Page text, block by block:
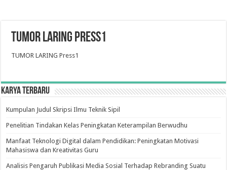
TUMOR LARING Press1
TUMOR LARING Press1
Karya Terbaru
Kumpulan Judul Skripsi Ilmu Teknik Sipil
Penelitian Tindakan Kelas Peningkatan Keterampilan Berwudhu
Manfaat Teknologi Digital dalam Pendidikan: Peningkatan Motivasi
Mahasiswa dan Kreativitas Guru
Analisis Pengaruh Publikasi Media Sosial Terhadap Rebranding Suatu